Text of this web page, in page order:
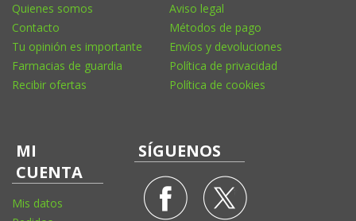
Quienes somos
Contacto
Tu opinión es importante
Farmacias de guardia
Recibir ofertas
Aviso legal
Métodos de pago
Envíos y devoluciones
Política de privacidad
Política de cookies
MI
CUENTA
Mis datos
SÍGUENOS